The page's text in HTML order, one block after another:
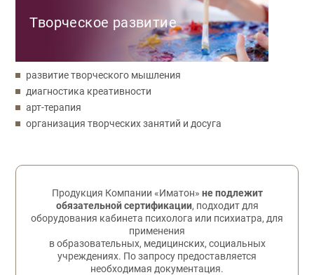
Творческое развитие
развитие творческого мышления
диагностика креативности
арт-терапия
организация творческих занятий и досуга
Обратная связь
Продукция Компании «Иматон» не подлежит
обязательной сертификации, подходит для
оборудования кабинета психолога или психиатра, для
применения
в образовательных, медицинских, социальных
учреждениях. По запросу предоставляется
необходимая документация.